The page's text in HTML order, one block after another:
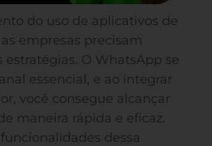
do uso de aplicativos de
empresas precisam
estratégias. O WhatsApp se
essencial, e ao integrar
você consegue alcançar
maneira rápida e eficaz.
dessa